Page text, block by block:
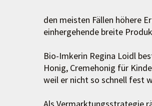
den meisten Fällen höhere
einhergehende breite
Bio-Imkerin Regina Loidl
Honig, Cremehonig für
weil er nicht so schnell fest
Als Vermarktungsstrategie